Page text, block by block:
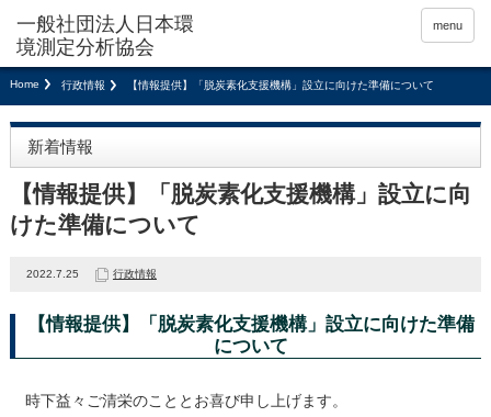
menu
Home 行政情報 【情報提供】「脱炭素化支援機構」設立に向けた準備について
新着情報
【情報提供】「脱炭素化支援機構」設立に向
けた準備について
2022.7.25 行政情報
【情報提供】「脱炭素化支援機構」設立に向けた準備
について
時下益々ご清栄のこととお喜び申し上げます。